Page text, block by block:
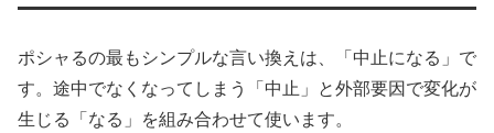
ポシャるの最もシンプルな言い換えは、「中止になる」で
す。途中でなくなってしまう「中止」と外部要因で変化が
生じる「なる」を組み合わせて使います。